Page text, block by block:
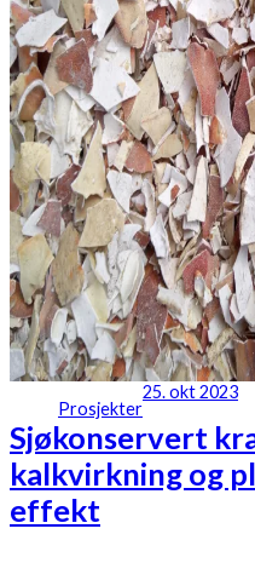
Prosjekter
25. okt 2023
Sjøkonservert
kalkvirkning og
effekt